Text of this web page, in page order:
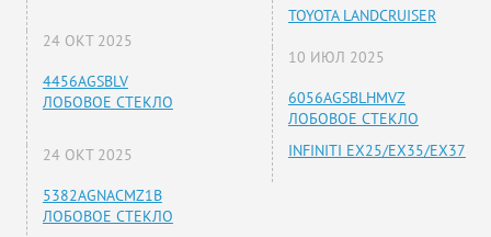
24 ОКТ 2025
4456AGSBLV
ЛОБОВОЕ СТЕКЛО
24 ОКТ 2025
5382AGNACMZ1B
ЛОБОВОЕ СТЕКЛО
TOYOTA LANDCRUISER
10 ИЮЛ 2025
6056AGSBLHMVZ
ЛОБОВОЕ СТЕКЛО
INFINITI EX25/EX35/EX37